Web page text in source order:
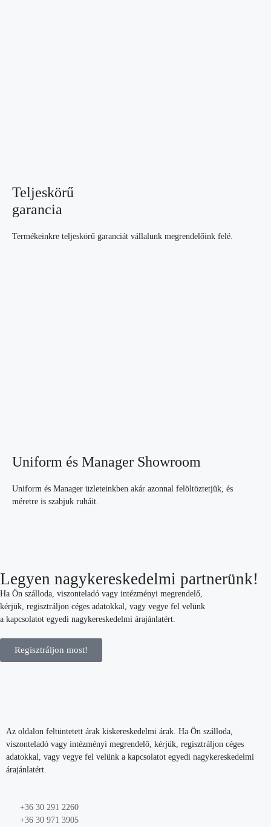
Teljeskörű
garancia
Termékeinkre teljeskörű garanciát vállalunk megrendelőink felé.
Uniform és Manager Showroom
Uniform és Manager üzleteinkben akár azonnal felöltöztetjük, és
méretre is szabjuk ruháit.
Legyen nagykereskedelmi partnerünk!
Ha Ön szálloda, viszonteladó vagy intézményi megrendelő,
kérjük, regisztráljon céges adatokkal, vagy vegye fel velünk
a kapcsolatot egyedi nagykereskedelmi árajánlatért.
Regisztráljon most!
Az oldalon feltüntetett árak kiskereskedelmi árak. Ha Ön szálloda,
viszonteladó vagy intézményi megrendelő, kérjük, regisztráljon céges
adatokkal, vagy vegye fel velünk a kapcsolatot egyedi nagykereskedelmi
árajánlatért.
+36 30 291 2260
+36 30 971 3905